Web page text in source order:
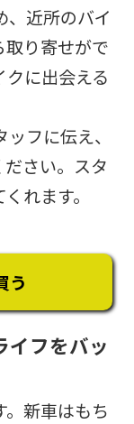
、近所のバイ
取り寄せがで
クに出会える
フに伝え、
さい。スタ
れます。
う
イフをバッ
新車はもち